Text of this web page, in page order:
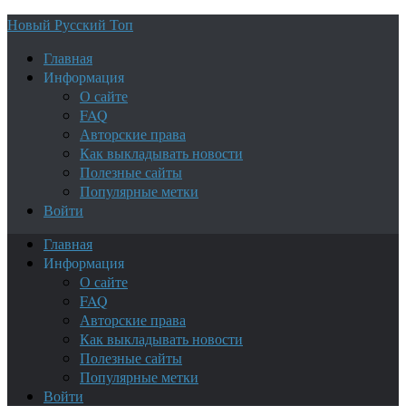
Новый Русский Топ
Главная
Информация
О сайте
FAQ
Авторские права
Как выкладывать новости
Полезные сайты
Популярные метки
Войти
Главная
Информация
О сайте
FAQ
Авторские права
Как выкладывать новости
Полезные сайты
Популярные метки
Войти